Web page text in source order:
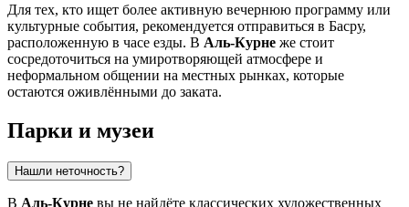
Для тех, кто ищет более активную вечернюю программу или
культурные события, рекомендуется отправиться в Басру,
расположенную в часе езды. В Аль-Курне же стоит
сосредоточиться на умиротворяющей атмосфере и
неформальном общении на местных рынках, которые
остаются оживлёнными до заката.
Парки и музеи
Нашли неточность?
В Аль-Курне вы не найдёте классических художественных